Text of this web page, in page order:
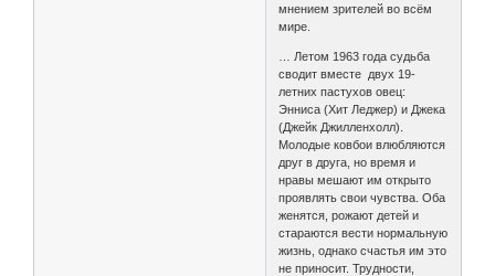
мнением зрителей во всём
мире.
… Летом 1963 года судьба
сводит вместе двух 19-
летних пастухов овец:
Энниса (Хит Леджер) и Джека
(Джейк Джилленхолл).
Молодые ковбои влюбляются
друг в друга, но время и
нравы мешают им открыто
проявлять свои чувства. Оба
женятся, рожают детей и
стараются вести нормальную
жизнь, однако счастья им это
не приносит. Трудности,